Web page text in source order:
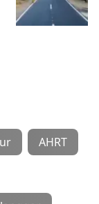
AHRT